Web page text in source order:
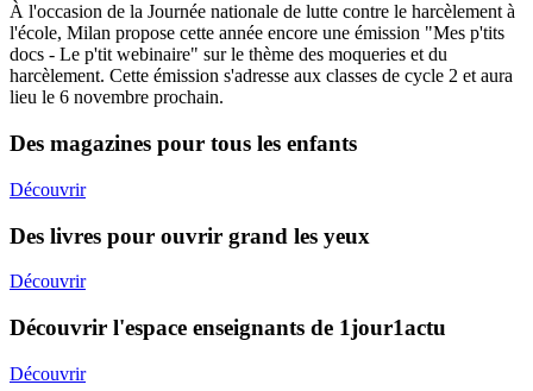
À l'occasion de la Journée nationale de lutte contre le harcèlement à
l'école, Milan propose cette année encore une émission "Mes p'tits
docs - Le p'tit webinaire" sur le thème des moqueries et du
harcèlement. Cette émission s'adresse aux classes de cycle 2 et aura
lieu le 6 novembre prochain.
Des magazines pour tous les enfants
Découvrir
Des livres pour ouvrir grand les yeux
Découvrir
Découvrir l'espace enseignants de 1jour1actu
Découvrir